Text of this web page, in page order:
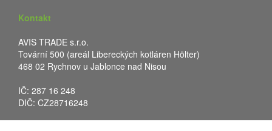
Kontakt
AVIS TRADE s.r.o.
Tovární 500 (areál Libereckých kotláren Hölter)
468 02 Rychnov u Jablonce nad Nisou
IČ: 287 16 248
DIČ: CZ28716248